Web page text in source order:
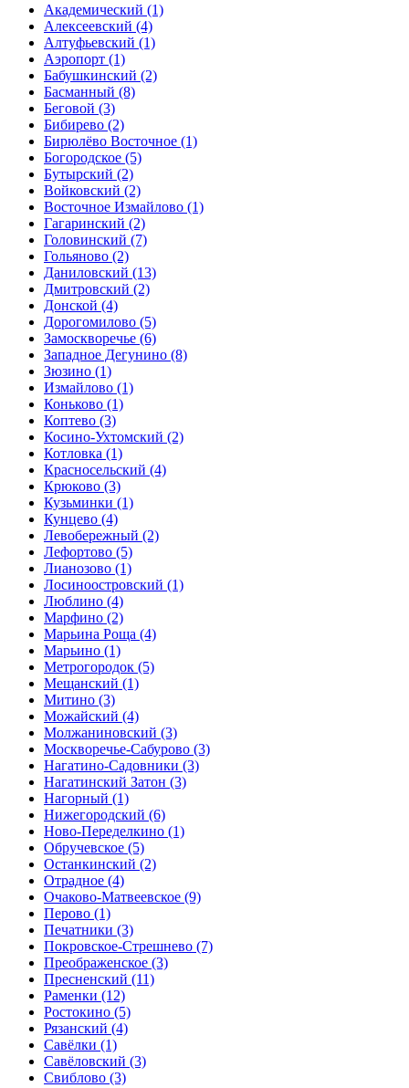
Академический (1)
Алексеевский (4)
Алтуфьевский (1)
Аэропорт (1)
Бабушкинский (2)
Басманный (8)
Беговой (3)
Бибирево (2)
Бирюлёво Восточное (1)
Богородское (5)
Бутырский (2)
Войковский (2)
Восточное Измайлово (1)
Гагаринский (2)
Головинский (7)
Гольяново (2)
Даниловский (13)
Дмитровский (2)
Донской (4)
Дорогомилово (5)
Замоскворечье (6)
Западное Дегунино (8)
Зюзино (1)
Измайлово (1)
Коньково (1)
Коптево (3)
Косино-Ухтомский (2)
Котловка (1)
Красносельский (4)
Крюково (3)
Кузьминки (1)
Кунцево (4)
Левобережный (2)
Лефортово (5)
Лианозово (1)
Лосиноостровский (1)
Люблино (4)
Марфино (2)
Марьина Роща (4)
Марьино (1)
Метрогородок (5)
Мещанский (1)
Митино (3)
Можайский (4)
Молжаниновский (3)
Москворечье-Сабурово (3)
Нагатино-Садовники (3)
Нагатинский Затон (3)
Нагорный (1)
Нижегородский (6)
Ново-Переделкино (1)
Обручевское (5)
Останкинский (2)
Отрадное (4)
Очаково-Матвеевское (9)
Перово (1)
Печатники (3)
Покровское-Стрешнево (7)
Преображенское (3)
Пресненский (11)
Раменки (12)
Ростокино (5)
Рязанский (4)
Савёлки (1)
Савёловский (3)
Свиблово (3)